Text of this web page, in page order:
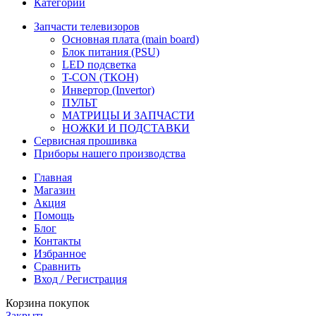
Запчасти телевизоров
Основная плата (main board)
Блок питания (PSU)
LED подсветка
T-CON (ТКОН)
Инвертор (Invertor)
ПУЛЬТ
МАТРИЦЫ И ЗАПЧАСТИ
НОЖКИ И ПОДСТАВКИ
Сервисная прошивка
Приборы нашего производства
Главная
Магазин
Акция
Помощь
Блог
Контакты
Избранное
Сравнить
Вход / Регистрация
Корзина покупок